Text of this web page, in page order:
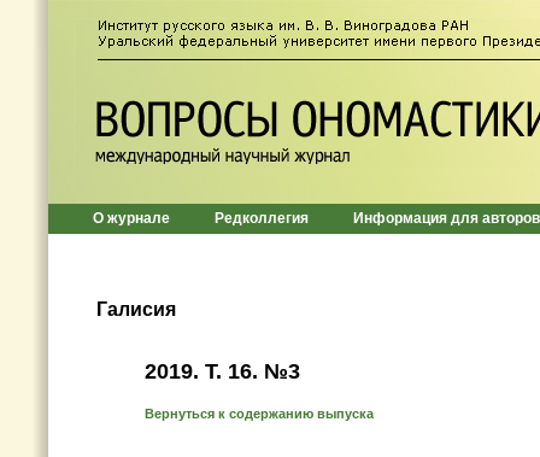
О журнале Редколлегия Информация для авторов
Галисия
2019. Т. 16. №3
Вернуться к содержанию выпуска